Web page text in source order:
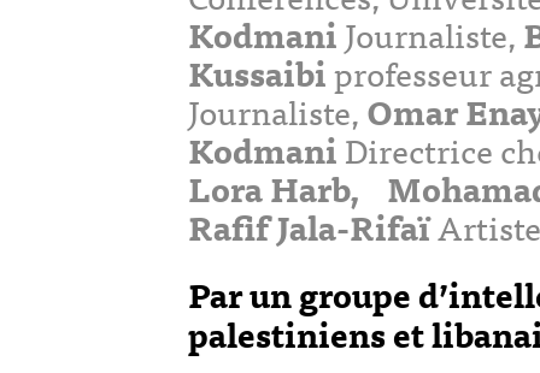
KodmaniJournaliste,
Kussaibiprofesseur
Journaliste,Omar
KodmaniDirectrice
Lora Harb,
Rafif Jala-Rifaï
Par un groupe
palestiniens et